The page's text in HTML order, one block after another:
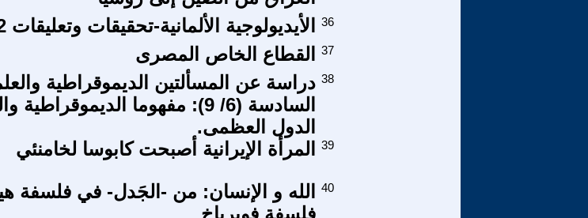
الأيديولوجية الألمانية-تحقيقات وتعليقات 2 36
القطاع الخاص المصرى 37
دراسة عن المسألتين الديموقراطية
السادسة (6/ 9): مفهوما
الدول العظمى.
38
المرأة الإيرانية أصبحت کابوسا لخامنئي 39
الله و الإنسان: من -الجَدل- في فلسفة
فلسفة فويرباخ
40